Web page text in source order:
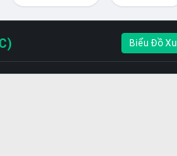
Biểu Đồ